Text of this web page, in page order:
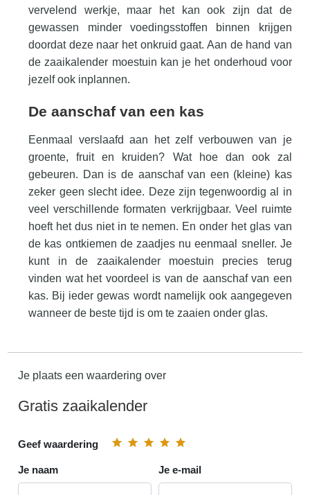
vervelend werkje, maar het kan ook zijn dat de
gewassen minder voedingsstoffen binnen krijgen
doordat deze naar het onkruid gaat. Aan de hand van
de zaaikalender moestuin kan je het onderhoud voor
jezelf ook inplannen.
De aanschaf van een kas
Eenmaal verslaafd aan het zelf verbouwen van je
groente, fruit en kruiden? Wat hoe dan ook zal
gebeuren. Dan is de aanschaf van een (kleine) kas
zeker geen slecht idee. Deze zijn tegenwoordig al in
veel verschillende formaten verkrijgbaar. Veel ruimte
hoeft het dus niet in te nemen. En onder het glas van
de kas ontkiemen de zaadjes nu eenmaal sneller. Je
kunt in de zaaikalender moestuin precies terug
vinden wat het voordeel is van de aanschaf van een
kas. Bij ieder gewas wordt namelijk ook aangegeven
wanneer de beste tijd is om te zaaien onder glas.
Je plaats een waardering over
Gratis zaaikalender
Geef waardering
Je naam Je e-mail